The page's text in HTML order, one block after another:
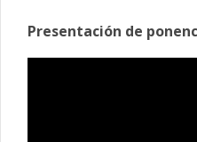
Presentación de